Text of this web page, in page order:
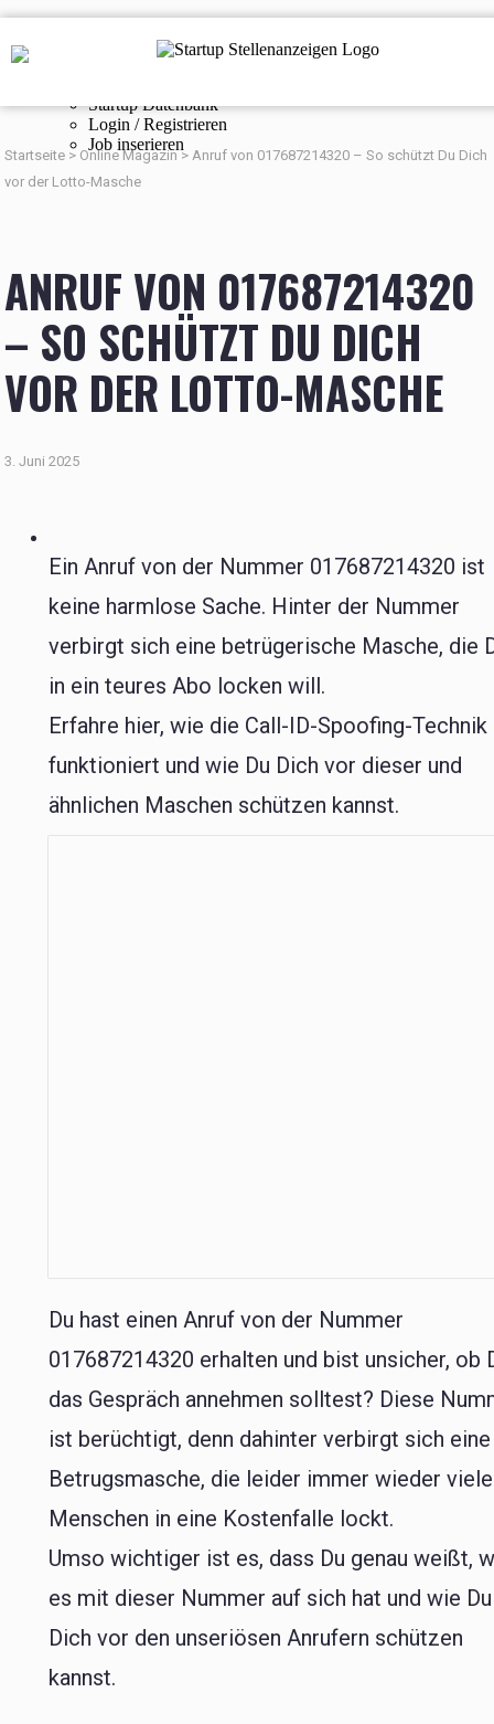
Startup Stellenanzeigen
Startup Datenbank
Login / Registrieren
Job inserieren
Startseite > Online Magazin>Anruf von 017687214320 – So schützt Du Dich
vor der Lotto-Masche
ANRUF VON 017687214320
– SO SCHÜTZT DU DICH
VOR DER LOTTO-MASCHE
3. Juni 2025
Ein Anruf von der Nummer 017687214320 ist
keine harmlose Sache. Hinter der Nummer
verbirgt sich eine betrügerische Masche, die
in ein teures Abo locken will.
Erfahre hier, wie die Call-ID-Spoofing-Technik
funktioniert und wie Du Dich vor dieser und
ähnlichen Maschen schützen kannst.
Du hast einen Anruf von der Nummer
017687214320 erhalten und bist unsicher, ob
das Gespräch annehmen solltest? Diese
ist berüchtigt, denn dahinter verbirgt sich eine
Betrugsmasche, die leider immer wieder viele
Menschen in eine Kostenfalle lockt.
Umso wichtiger ist es, dass Du genau weißt,
es mit dieser Nummer auf sich hat und wie Du
Dich vor den unseriösen Anrufern schützen
kannst.